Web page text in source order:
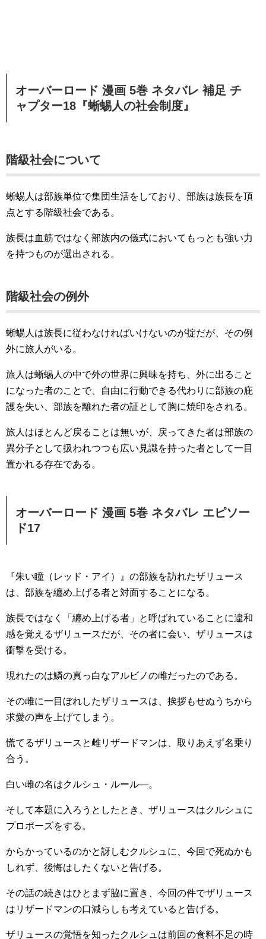
オーバーロード 漫画 5巻 ネタバレ 補足 チ
ャプター18『蜥蜴人の社会制度』
階級社会について
蜥蜴人は部族単位で集団生活をしており、部族は族長を頂
点とする階級社会である。
族長は血筋ではなく部族内の儀式においてもっとも強い力
を持つものが選出される。
階級社会の例外
蜥蜴人は族長に従わなければいけないのが掟だが、その例
外に旅人がいる。
旅人は蜥蜴人の中で外の世界に興味を持ち、外に出ること
になった者のことで、自由に行動できる代わりに部族の庇
護を失い、部族を離れた者の証として胸に焼印をされる。
旅人はほとんど戻ることは無いが、戻ってきた者は部族の
異分子として扱われつつも広い見識を持った者として一目
置かれる存在である。
オーバーロード 漫画 5巻 ネタバレ エピソー
ド17
『朱い瞳（レッド・アイ）』の部族を訪れたザリュース
は、部族を纏め上げる者と対面することになる。
族長ではなく「纏め上げる者」と呼ばれていることに違和
感を覚えるザリュースだが、その者に会い、ザリュースは
衝撃を受ける。
現れたのは鱗の真っ白なアルビノの雌だったのである。
その雌に一目ぼれしたザリュースは、挨拶もせぬうちから
求愛の声を上げてしまう。
慌てるザリュースと雌リザードマンは、取りあえず名乗り
合う。
白い雌の名はクルシュ・ルール―。
そして本題に入ろうとしたとき、ザリュースはクルシュに
プロポーズをする。
からかっているのかと訝しむクルシュに、今回で死ぬかも
しれず、後悔はしたくないと告げる。
その話の続きはひとまず脇に置き、今回の件でザリュース
はリザードマンの口減らしも考えていると告げる。
ザリュースの覚悟を知ったクルシュは前回の食料不足の時